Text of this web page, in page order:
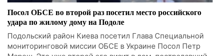
Посол ОБСЕ во второй раз посетил место российского
удара по жилому дому на Подоле
Подольский район Киева посетил Глава Специальной
мониторинговой миссии ОБСЕ в Украине Посол Петр